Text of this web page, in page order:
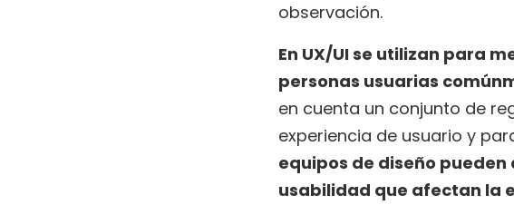
observación.
En UX/UI se utilizan para
personas usuarias
en cuenta un conjunto de
experiencia de usuario y
equipos de diseño
usabilidad que afectan la